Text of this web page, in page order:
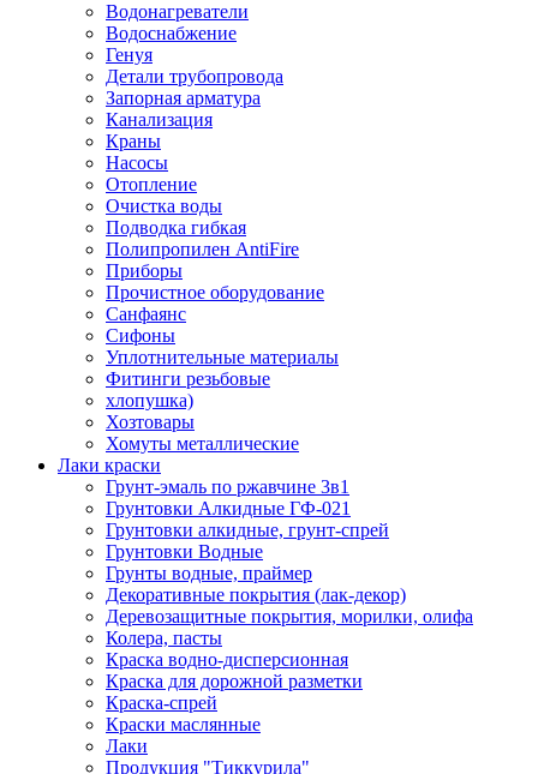
Водонагреватели
Водоснабжение
Генуя
Детали трубопровода
Запорная арматура
Канализация
Краны
Насосы
Отопление
Очистка воды
Подводка гибкая
Полипропилен AntiFire
Приборы
Прочистное оборудование
Санфаянс
Сифоны
Уплотнительные материалы
Фитинги резьбовые
хлопушка)
Хозтовары
Хомуты металлические
Лаки краски
Грунт-эмаль по ржавчине 3в1
Грунтовки Алкидные ГФ-021
Грунтовки алкидные, грунт-спрей
Грунтовки Водные
Грунты водные, праймер
Декоративные покрытия (лак-декор)
Деревозащитные покрытия, морилки, олифа
Колера, пасты
Краска водно-дисперсионная
Краска для дорожной разметки
Краска-спрей
Краски маслянные
Лаки
Продукция "Тиккурила"